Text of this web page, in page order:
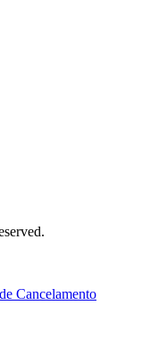
Cancelamento